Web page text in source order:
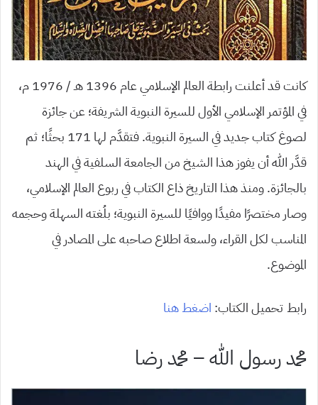
كانت قد أعلنت رابطة العالم الإسلامي عام 1396 هـ / 1976 م،
في المؤتمر الإسلامي الأول للسيرة النبوية الشريفة؛ عن جائزة
لصوغ كتاب جديد في السيرة النبوية. فتقدَّم لها 171 بحثًا؛ ثم
قدَّر الله أن يفوز هذا الشيخ من الجامعة السلفية في الهند
بالجائزة. ومنذ هذا التاريخ ذاع الكتاب في ربوع العالم الإسلامي،
وصار مختصرًا مفيدًا ووافيًا للسيرة النبوية؛ بلُغته السهلة وحجمه
المناسب لكل القراء، ولسعة اطلاع صاحبه على المصادر في
الموضوع.
رابط تحميل الكتاب: اضغط هنا
محمد رسول الله – محمد رضا